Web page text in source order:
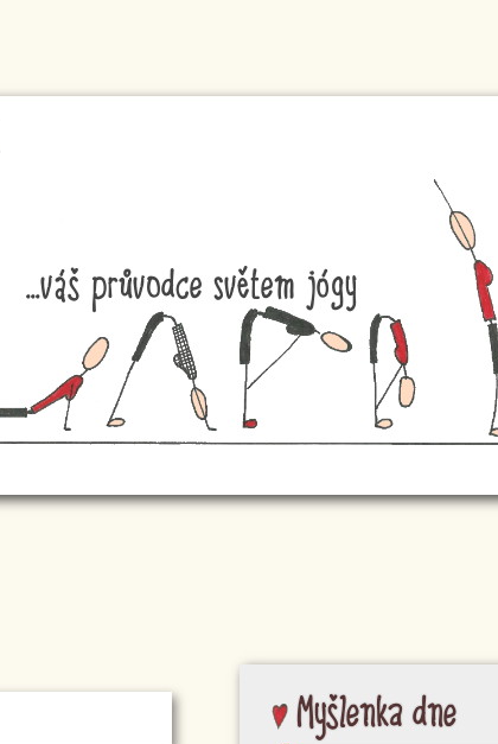
...váš průvodce světem jógy
Myšlenka dne